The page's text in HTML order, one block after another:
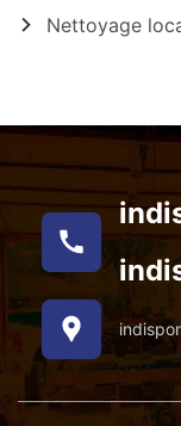
Nettoyage